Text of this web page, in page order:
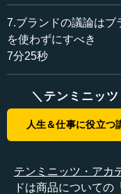
ぶべきだと書かれて
ドを強くしたいと思っ
出てきません。例え
み出させるような名前
また、ブランドとは
されます。だからこ
んなことを約束しな
ですが、つまるとこ
からなくなっていく
7.ブランドの議論はブ
を使わずにすべき
7分25秒
＼テンミニッ
人生＆仕事に役立つ
テンミニッツ・アカ
ドは商品についての